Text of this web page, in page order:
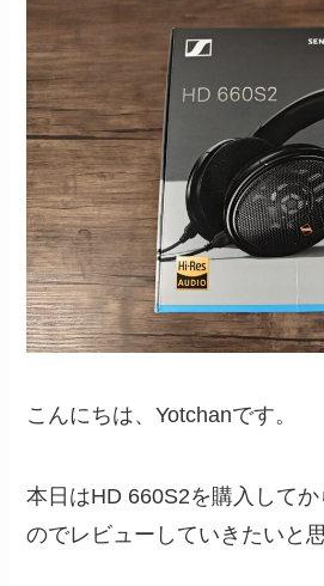
こんにちは、Yotchanです。
本日はHD 660S2を購入して
のでレビューしていきたいと